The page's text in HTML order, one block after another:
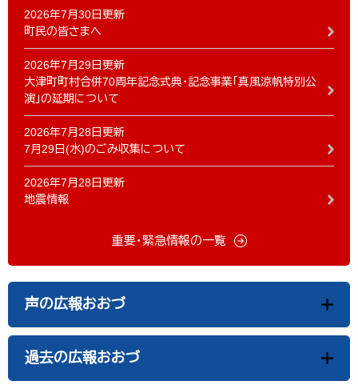
2026年7月30日更新
町民の皆さまへ
2026年7月29日更新
大津町町村合併70周年記念式典・記念事業「真風涼帆特別公
演」の延期について
2026年7月28日更新
7月29日(水)のごみ収集について
2026年7月28日更新
地震情報
重要・緊急情報の一覧
声の広報おおづ
過去の広報おおづ